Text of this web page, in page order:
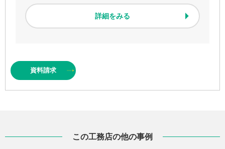
詳細をみる
資料請求
この工務店の他の事例